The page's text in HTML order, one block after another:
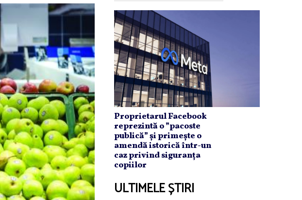
Proprietarul Facebook
reprezintă o ”pacoste
publică” și primește o
amendă istorică într-un
caz privind siguranța
copiilor
ULTIMELE ȘTIRI